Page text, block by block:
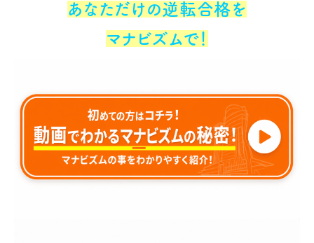
あなただけの逆転合格を
マナビズムで！